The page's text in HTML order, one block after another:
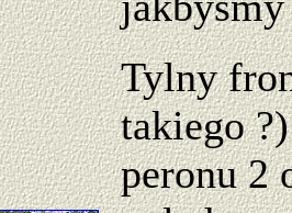
Tylny
takiego
peronu 2